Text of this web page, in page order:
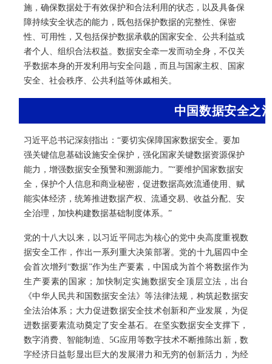
施，确保数据处于有效保护和合法利用的状态，以及具备保
障持续安全状态的能力，既包括保护数据的完整性、保密
性、可用性，又包括保护数据承载的国家安全、公共利益或
者个人、组织合法权益。数据安全牵一发而动全身，不仅关
乎数据本身的开发利用与安全问题，而且与国家主权、国家
安全、社会秩序、公共利益等休戚相关。
中国数据安全之
习近平总书记深刻指出：“要切实保障国家数据安全。要加
强关键信息基础设施安全保护，强化国家关键数据资源保护
能力，增强数据安全预警和溯源能力。”“要维护国家数据安
全，保护个人信息和商业秘密，促进数据高效流通使用、赋
能实体经济，统筹推进数据产权、流通交易、收益分配、安
全治理，加快构建数据基础制度体系。”
党的十八大以来，以习近平同志为核心的党中央高度重视数
据安全工作，作出一系列重大决策部署。党的十九届四中全
会首次增列“数据”作为生产要素，中国成为首个将数据作为
生产要素的国家；加快制定实施数据安全顶层立法，出台
《中华人民共和国数据安全法》等法律法规，构筑起数据安
全法治体系；大力促进数据安全技术创新和产业发展，为促
进数据要素流动奠定了安全基石。在坚实数据安全支撑下，
数字消费、智能制造、5G应用等数字技术不断推陈出新，数
字经济日益彰显出巨大的发展潜力和无穷的创新活力，为经